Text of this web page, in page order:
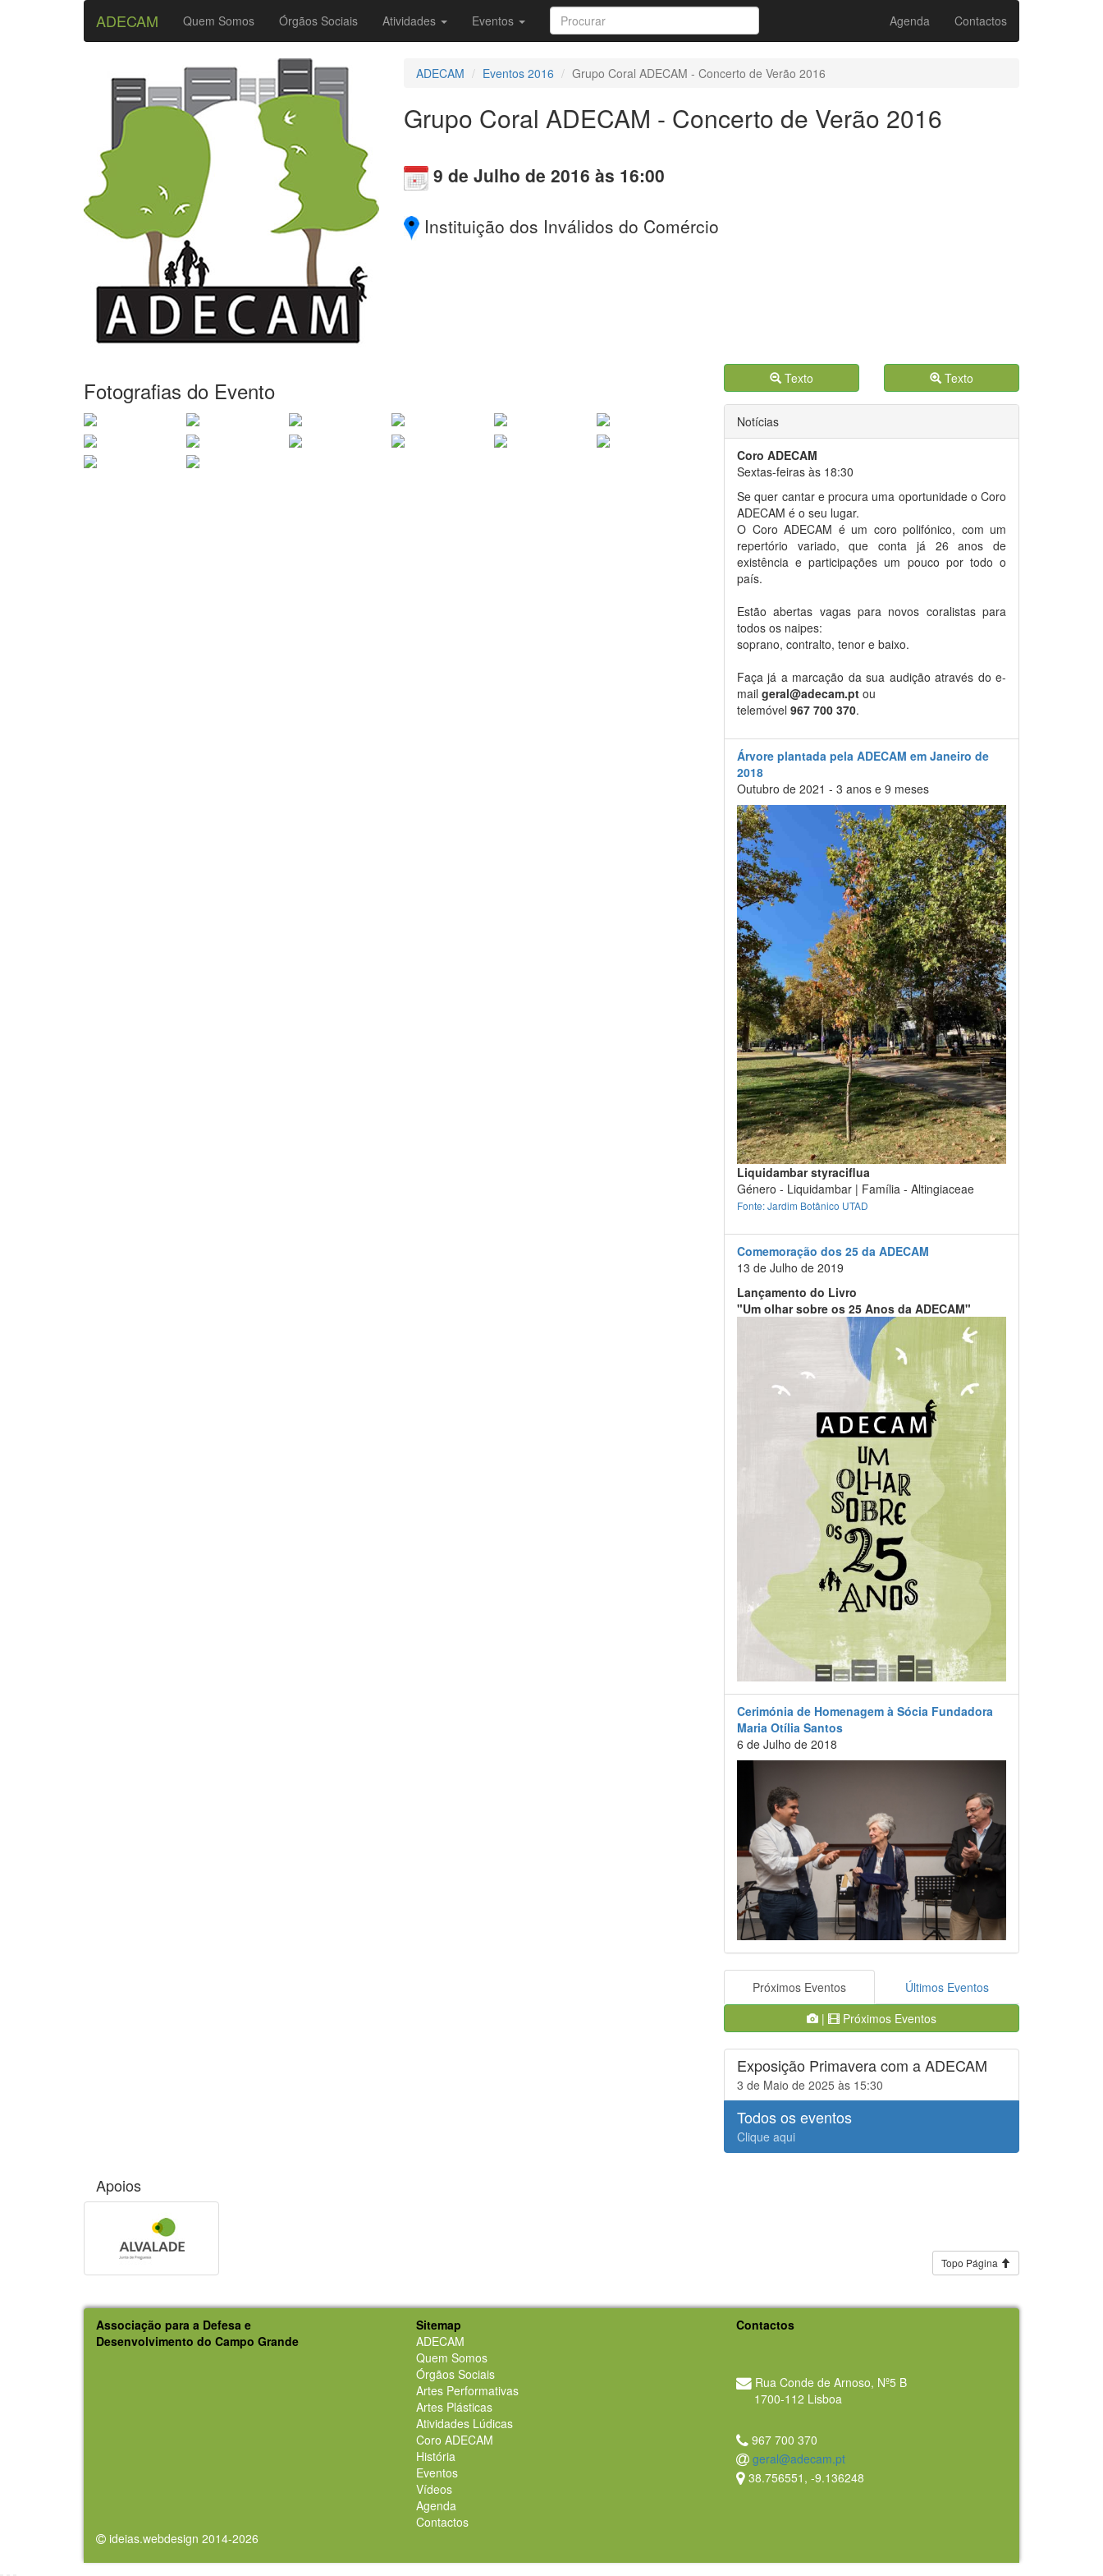
ADECAM Quem Somos Órgãos Sociais Atividades Eventos Agenda Contactos
ADECAM Eventos 2016 Grupo Coral ADECAM - Concerto de Verão 2016
Grupo Coral ADECAM - Concerto de Verão 2016
9 de Julho de 2016 às 16:00
Instituição dos Inválidos do Comércio
Fotografias do Evento Texto Texto
Notícias
Coro ADECAM
Sextas-feiras às 18:30
Se quer cantar e procura uma oportunidade o Coro
ADECAM é o seu lugar.
O Coro ADECAM é um coro polifónico, com um
repertório variado, que conta já 26 anos de
existência e participações um pouco por todo o
país.
Estão abertas vagas para novos coralistas para
todos os naipes:
soprano, contralto, tenor e baixo.
Faça já a marcação da sua audição através do e-
mail geral@adecam.pt ou
telemóvel 967 700 370.
Árvore plantada pela ADECAM em Janeiro de
2018
Outubro de 2021 - 3 anos e 9 meses
Liquidambar styraciflua
Género - Liquidambar | Família - Altingiaceae
Fonte: Jardim Botânico UTAD
Comemoração dos 25 da ADECAM
13 de Julho de 2019
Lançamento do Livro
"Um olhar sobre os 25 Anos da ADECAM"
Cerimónia de Homenagem à Sócia Fundadora
Maria Otília Santos
6 de Julho de 2018
Próximos Eventos
Últimos Eventos
|
Próximos Eventos
Exposição Primavera com a ADECAM
3 de Maio de 2025 às 15:30
Todos os eventos
Clique aqui
Apoios
Topo Página
Associação para a Defesa e
Desenvolvimento do Campo Grande
ideias.webdesign 2014-2026
Sitemap
ADECAM
Quem Somos
Órgãos Sociais
Artes Performativas
Artes Plásticas
Atividades Lúdicas
Coro ADECAM
História
Eventos
Vídeos
Agenda
Contactos
Contactos
Rua Conde de Arnoso, Nº5 B
1700-112 Lisboa
967 700 370
geral@adecam.pt
38.756551, -9.136248